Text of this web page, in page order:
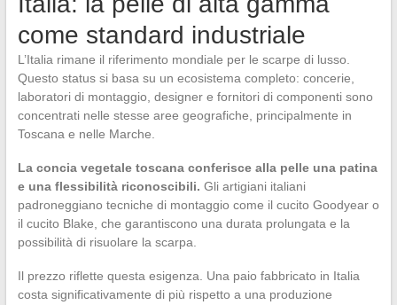
come standard industriale
L’Italia rimane il riferimento mondiale per le scarpe di lusso.
Questo status si basa su un ecosistema completo: concerie,
laboratori di montaggio, designer e fornitori di componenti sono
concentrati nelle stesse aree geografiche, principalmente in
Toscana e nelle Marche.
La concia vegetale toscana conferisce alla pelle una patina
e una flessibilità riconoscibili. Gli artigiani italiani
padroneggiano tecniche di montaggio come il cucito Goodyear o
il cucito Blake, che garantiscono una durata prolungata e la
possibilità di risuolare la scarpa.
Il prezzo riflette questa esigenza. Una paio fabbricato in Italia
costa significativamente di più rispetto a una produzione